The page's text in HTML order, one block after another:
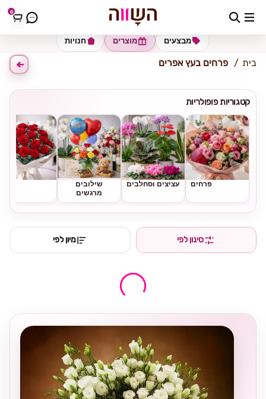
0 כתובת למשלוח הזינו כתובת
חנויות מוצרים מבצעים
בית פרחים בעץ אפרים
קטגוריות פופולריות
פרחים עציצים וסחלבים
שילובים
מרגשים
סינון לפי מיון לפי